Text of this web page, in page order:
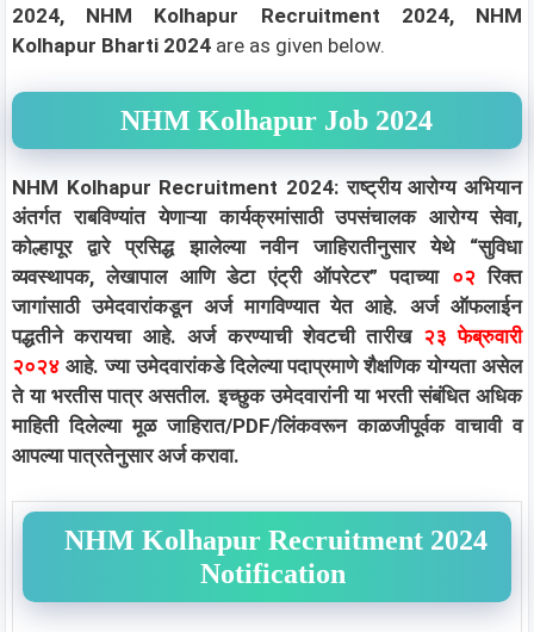
2024, NHM Kolhapur Recruitment 2024, NHM
Kolhapur Bharti 2024 are as given below.
NHM Kolhapur Job 2024
NHM Kolhapur Recruitment 2024: राष्ट्रीय आरोग्य अभियान
अंतर्गत राबविण्यांत येणाऱ्या कार्यक्रमांसाठी उपसंचालक आरोग्य सेवा,
कोल्हापूर द्वारे प्रसिद्ध झालेल्या नवीन जाहिरातीनुसार येथे “सुविधा
व्यवस्थापक, लेखापाल आणि डेटा एंट्री ऑपरेटर” पदाच्या ०२रिक्त
जागांसाठी उमेदवारांकडून अर्ज मागविण्यात येत आहे. अर्ज ऑफलाईन
पद्धतीने करायचा आहे. अर्ज करण्याची शेवटची तारीख२३ फेब्रुवारी
२०२४ आहे. ज्या उमेदवारांकडे दिलेल्या पदाप्रमाणे शैक्षणिक योग्यता असेल
ते या भरतीस पात्र असतील. इच्छुक उमेदवारांनी या भरती संबंधित अधिक
माहिती दिलेल्या मूळ जाहिरात/PDF/लिंकवरून काळजीपूर्वक वाचावी व
आपल्या पात्रतेनुसार अर्ज करावा.
NHM Kolhapur Recruitment 2024
Notification